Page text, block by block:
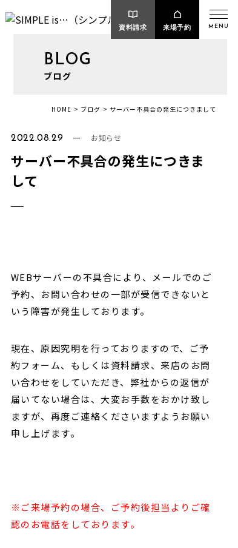
MENU
資料請求 来場予約
BLOG
ブログ
HOME ブログ サーバー不具合の発生につきまして
2022.08.29 お知らせ
サーバー不具合の発生につきま
して
WEBサーバーの不具合により、メールでのご
予約、お問い合わせの一部が受信できないと
いう障害が発生しております。
現在、原因究明を行っておりますので、ご予
約フォーム、もしくは資料請求、来店のお問
い合わせをしていただき、弊社からの返信が
届いてない場合は、大変お手数をおかけ致し
ますが、再度ご連絡くださいますようお願い
申し上げます。
※ご来場予約の場合、ご予約後担当よりご確
認のお電話をしております。